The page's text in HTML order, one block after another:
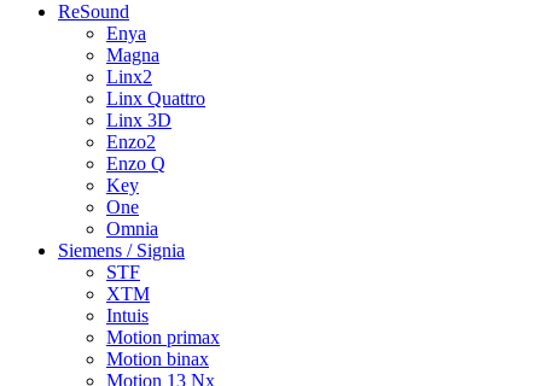
ReSound
Enya
Magna
Linx2
Linx Quattro
Linx 3D
Enzo2
Enzo Q
Key
One
Omnia
Siemens / Signia
STF
XTM
Intuis
Motion primax
Motion binax
Motion 13 Nx